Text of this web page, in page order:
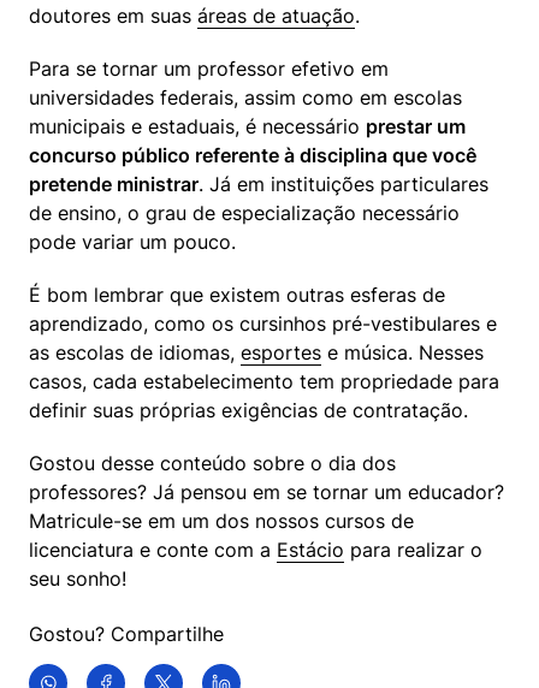
doutores em suas áreas de atuação.
Para se tornar um professor efetivo em
universidades federais, assim como em escolas
municipais e estaduais, é necessário prestar um
concurso público referente à disciplina que você
pretende ministrar. Já em instituições particulares
de ensino, o grau de especialização necessário
pode variar um pouco.
É bom lembrar que existem outras esferas de
aprendizado, como os cursinhos pré-vestibulares e
as escolas de idiomas, esportes e música. Nesses
casos, cada estabelecimento tem propriedade para
definir suas próprias exigências de contratação.
Gostou desse conteúdo sobre o dia dos
professores? Já pensou em se tornar um educador?
Matricule-se em um dos nossos cursos de
licenciatura e conte com a Estácio para realizar o
seu sonho!
Gostou? Compartilhe